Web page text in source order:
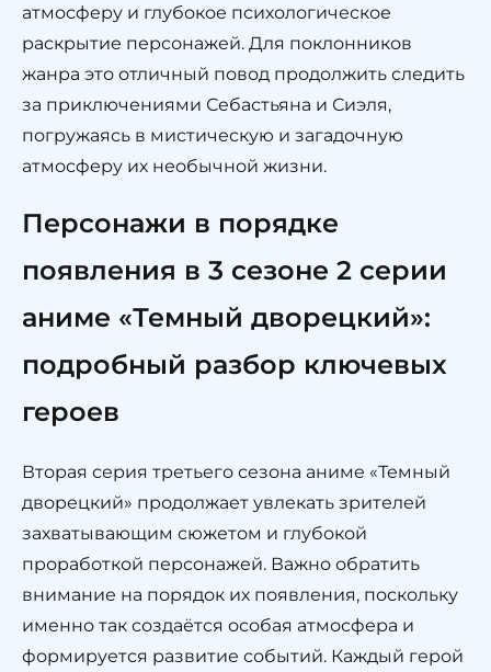
атмосферу и глубокое психологическое
раскрытие персонажей. Для поклонников
жанра это отличный повод продолжить следить
за приключениями Себастьяна и Сиэля,
погружаясь в мистическую и загадочную
атмосферу их необычной жизни.
Персонажи в порядке
появления в 3 сезоне 2 серии
аниме «Темный дворецкий»:
подробный разбор ключевых
героев
Вторая серия третьего сезона аниме «Темный
дворецкий» продолжает увлекать зрителей
захватывающим сюжетом и глубокой
проработкой персонажей. Важно обратить
внимание на порядок их появления, поскольку
именно так создаётся особая атмосфера и
формируется развитие событий. Каждый герой